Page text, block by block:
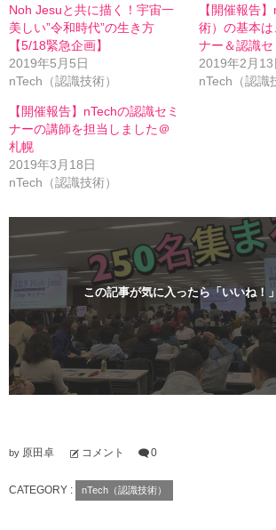
e
で
共
有
(
新
し
い
ウ
ィ
ン
ウ
で
開
す
す
る
に
は
ク
リ
ッ
ク
て
く
だ
い
(
新
し
ウ
ド
ウ
で
開
き
ま
す
Noh Jesuと共に描く！宇宙一
美しい”令和時代”の生き方
【5/18緊急企画】
2019年5月5日
nTech（認識技術）
【開催報告
術）の基本は
ナー＆認識セ
2019年2月13
nTech（認識
【開催報告】nTechの認識セミ
ナーの講師を担当しました＠
札幌
2019年3月18日
nTech（認識技術）
この記事が気に入ったら「いいね！
by 原田卓 コメント 0
CATEGORY : nTech（認識技術）